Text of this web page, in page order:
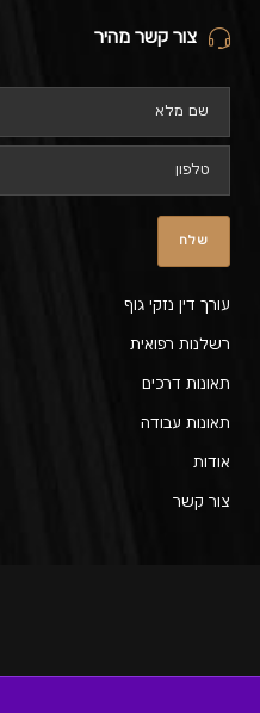
צור קשר מהיר
עורך דין נזקי גוף
רשלנות רפואית
תאונות דרכים
תאונות עבודה
אודות
צור קשר